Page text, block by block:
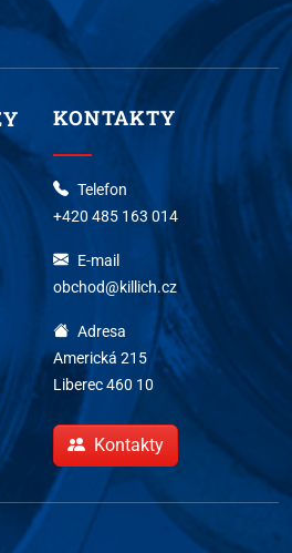
KONTAKTY
Telefon
+420 485 163 014
E-mail
obchod@killich.cz
Adresa
Americká 215
Liberec 460 10
Kontakty